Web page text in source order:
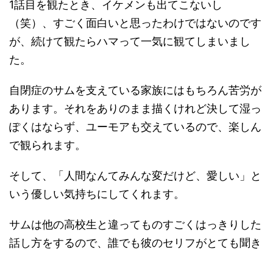
1話目を観たとき、イケメンも出てこないし
（笑）、すごく面白いと思ったわけではないのです
が、続けて観たらハマって一気に観てしまいまし
た。
自閉症のサムを支えている家族にはもちろん苦労が
あります。それをありのまま描くけれど決して湿っ
ぽくはならず、ユーモアも交えているので、楽しん
で観られます。
そして、「人間なんてみんな変だけど、愛しい」と
いう優しい気持ちにしてくれます。
サムは他の高校生と違ってものすごくはっきりした
話し方をするので、誰でも彼のセリフがとても聞き